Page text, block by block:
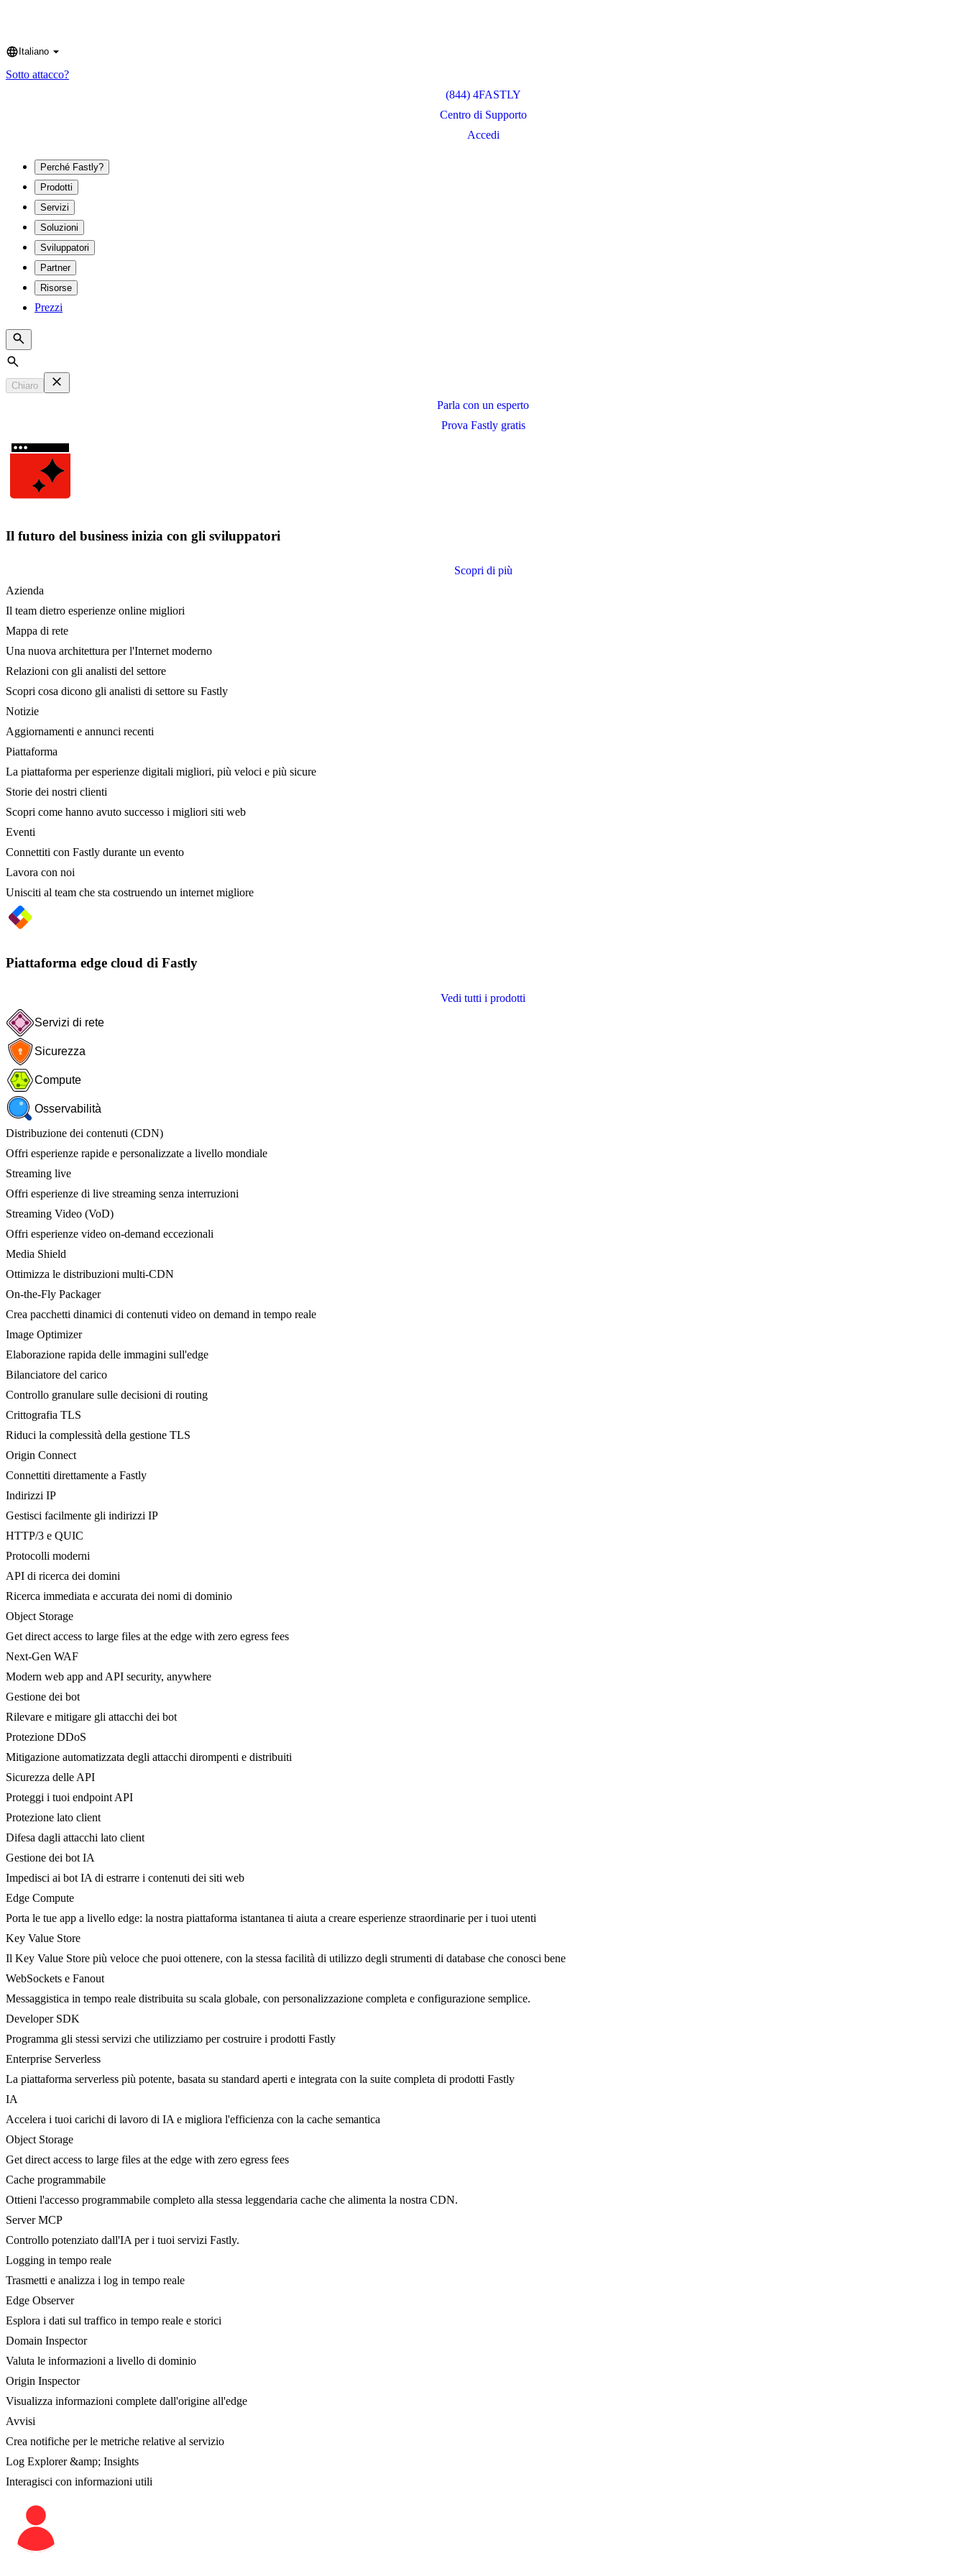
Language
Italiano
Sotto attacco?
(844) 4FASTLY
Centro di Supporto
Accedi
Perché Fastly?
Prodotti
Servizi
Soluzioni
Sviluppatori
Partner
Risorse
Prezzi
Search
Chiaro
Parla con un esperto
Prova Fastly gratis
Il futuro del business inizia con gli sviluppatori
Scopri di più
Azienda
Il team dietro esperienze online migliori
Mappa di rete
Una nuova architettura per l'Internet moderno
Relazioni con gli analisti del settore
Scopri cosa dicono gli analisti di settore su Fastly
Notizie
Aggiornamenti e annunci recenti
Piattaforma
La piattaforma per esperienze digitali migliori, più veloci e più sicure
Storie dei nostri clienti
Scopri come hanno avuto successo i migliori siti web
Eventi
Connettiti con Fastly durante un evento
Lavora con noi
Unisciti al team che sta costruendo un internet migliore
Piattaforma edge cloud di Fastly
Vedi tutti i prodotti
Servizi di rete
Sicurezza
Compute
Osservabilità
Distribuzione dei contenuti (CDN)
Offri esperienze rapide e personalizzate a livello mondiale
Streaming live
Offri esperienze di live streaming senza interruzioni
Streaming Video (VoD)
Offri esperienze video on-demand eccezionali
Media Shield
Ottimizza le distribuzioni multi-CDN
On-the-Fly Packager
Crea pacchetti dinamici di contenuti video on demand in tempo reale
Image Optimizer
Elaborazione rapida delle immagini sull'edge
Bilanciatore del carico
Controllo granulare sulle decisioni di routing
Crittografia TLS
Riduci la complessità della gestione TLS
Origin Connect
Connettiti direttamente a Fastly
Indirizzi IP
Gestisci facilmente gli indirizzi IP
HTTP/3 e QUIC
Protocolli moderni
API di ricerca dei domini
Ricerca immediata e accurata dei nomi di dominio
Object Storage
Get direct access to large files at the edge with zero egress fees
Next-Gen WAF
Modern web app and API security, anywhere
Gestione dei bot
Rilevare e mitigare gli attacchi dei bot
Protezione DDoS
Mitigazione automatizzata degli attacchi dirompenti e distribuiti
Sicurezza delle API
Proteggi i tuoi endpoint API
Protezione lato client
Difesa dagli attacchi lato client
Gestione dei bot IA
Impedisci ai bot IA di estrarre i contenuti dei siti web
Edge Compute
Porta le tue app a livello edge: la nostra piattaforma istantanea ti aiuta a creare esperienze straordinarie per i tuoi utenti
Key Value Store
Il Key Value Store più veloce che puoi ottenere, con la stessa facilità di utilizzo degli strumenti di database che conosci bene
WebSockets e Fanout
Messaggistica in tempo reale distribuita su scala globale, con personalizzazione completa e configurazione semplice.
Developer SDK
Programma gli stessi servizi che utilizziamo per costruire i prodotti Fastly
Enterprise Serverless
La piattaforma serverless più potente, basata su standard aperti e integrata con la suite completa di prodotti Fastly
IA
Accelera i tuoi carichi di lavoro di IA e migliora l'efficienza con la cache semantica
Object Storage
Get direct access to large files at the edge with zero egress fees
Cache programmabile
Ottieni l'accesso programmabile completo alla stessa leggendaria cache che alimenta la nostra CDN.
Server MCP
Controllo potenziato dall'IA per i tuoi servizi Fastly.
Logging in tempo reale
Trasmetti e analizza i log in tempo reale
Edge Observer
Esplora i dati sul traffico in tempo reale e storici
Domain Inspector
Valuta le informazioni a livello di dominio
Origin Inspector
Visualizza informazioni complete dall'origine all'edge
Avvisi
Crea notifiche per le metriche relative al servizio
Log Explorer &amp; Insights
Interagisci con informazioni utili